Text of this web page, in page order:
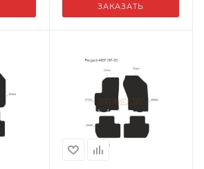
ЗАКАЗАТЬ